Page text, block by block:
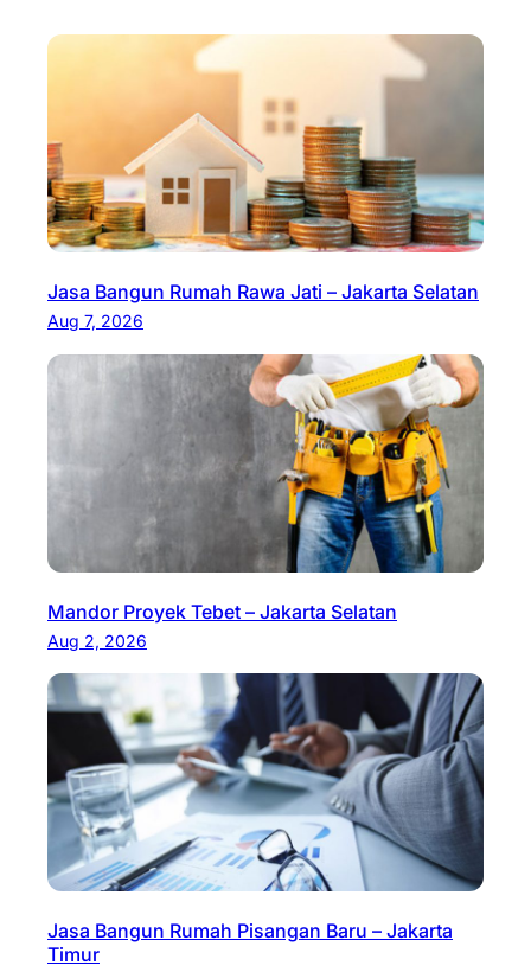
Jasa Bangun Rumah Rawa Jati – Jakarta Selatan
Aug 7, 2026
Mandor Proyek Tebet – Jakarta Selatan
Aug 2, 2026
Jasa Bangun Rumah Pisangan Baru – Jakarta
Timur